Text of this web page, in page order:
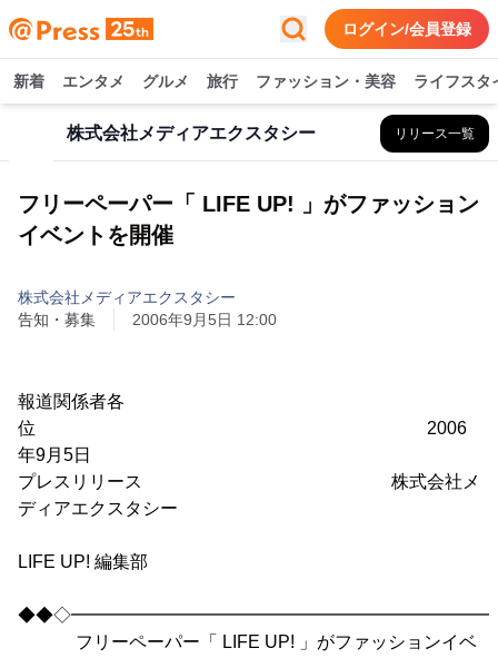
ログイン/会員登録
新着 エンタメ グルメ 旅行 ファッション・美容 ライフスタ
株式会社メディアエクスタシー リリース一覧
フリーペーパー「 LIFE UP! 」がファッション
イベントを開催
株式会社メディアエクスタシー
告知・募集
2006年9月5日 12:00
報道関係者各
位 2006
年9月5日
プレスリリース 株式会社メ
ディアエクスタシー
LIFE UP! 編集部
フリーペーパー「 LIFE UP! 」がファッションイベ